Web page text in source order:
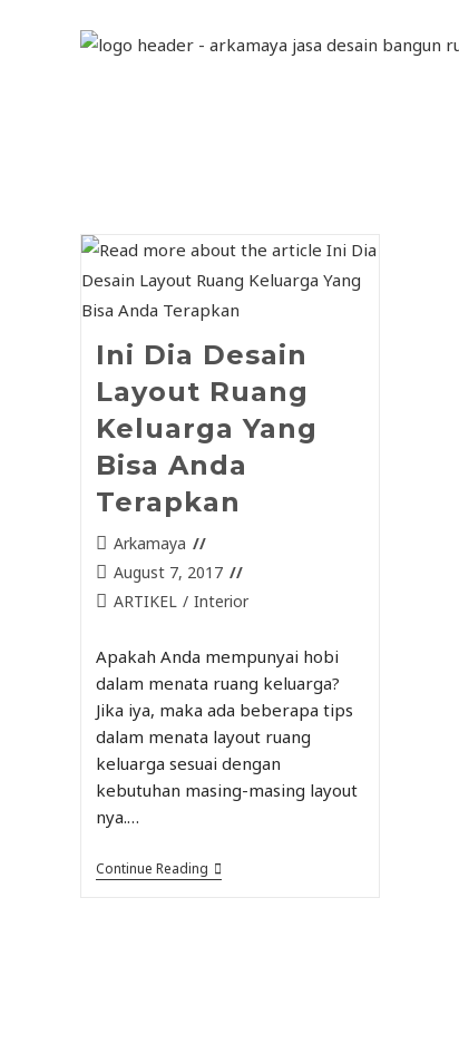
Ini Dia Desain
Layout Ruang
Keluarga Yang
Bisa Anda
Terapkan
Arkamaya
August 7, 2017
ARTIKEL / Interior
Apakah Anda mempunyai hobi
dalam menata ruang keluarga?
Jika iya, maka ada beberapa tips
dalam menata layout ruang
keluarga sesuai dengan
kebutuhan masing-masing layout
nya.…
Continue Reading